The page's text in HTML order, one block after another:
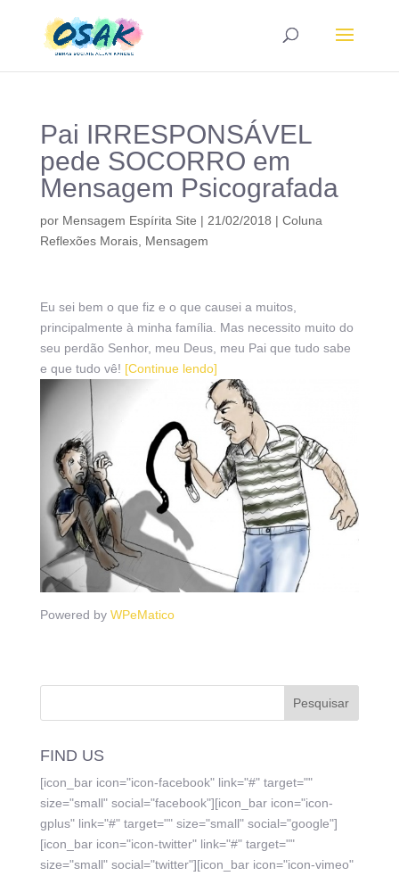
Pai IRRESPONSÁVEL
pede SOCORRO em
Mensagem Psicografada
por Mensagem Espírita Site | 21/02/2018 | Coluna
Reflexões Morais, Mensagem
Eu sei bem o que fiz e o que causei a muitos,
principalmente à minha família. Mas necessito muito do
seu perdão Senhor, meu Deus, meu Pai que tudo sabe
e que tudo vê! [Continue lendo]
Powered by WPeMatico
FIND US
[icon_bar icon="icon-facebook" link="#" target=""
size="small" social="facebook"][icon_bar icon="icon-
gplus" link="#" target="" size="small" social="google"]
[icon_bar icon="icon-twitter" link="#" target=""
size="small" social="twitter"][icon_bar icon="icon-vimeo"